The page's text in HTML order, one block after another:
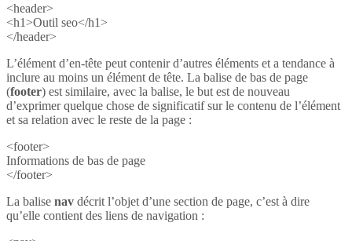
<header>
<h1>Outil seo</h1>
</header>
L’élément d’en-tête peut contenir d’autres éléments et a tendance à
inclure au moins un élément de tête. La balise de bas de page
(footer) est similaire, avec la balise, le but est de nouveau
d’exprimer quelque chose de significatif sur le contenu de l’élément
et sa relation avec le reste de la page :
<footer>
Informations de bas de page
</footer>
La balise nav décrit l’objet d’une section de page, c’est à dire
qu’elle contient des liens de navigation :